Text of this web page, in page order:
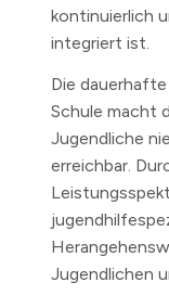
kontinuierlich
integriert ist.
Die
Schule macht
Jugendliche
erreichbar.
Jugendlichen